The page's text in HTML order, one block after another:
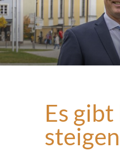
Es